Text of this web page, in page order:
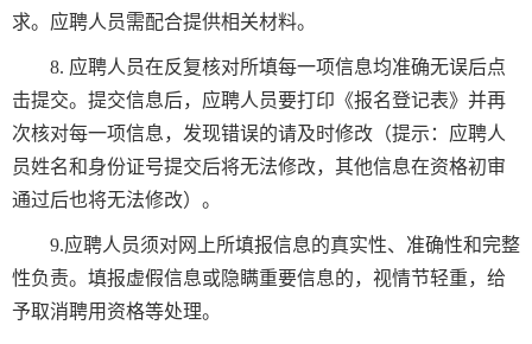
求。应聘人员需配合提供相关材料。
8. 应聘人员在反复核对所填每一项信息均准确无误后点
击提交。提交信息后，应聘人员要打印《报名登记表》并再
次核对每一项信息，发现错误的请及时修改（提示：应聘人
员姓名和身份证号提交后将无法修改，其他信息在资格初审
通过后也将无法修改）。
9.应聘人员须对网上所填报信息的真实性、准确性和完整
性负责。填报虚假信息或隐瞒重要信息的，视情节轻重，给
予取消聘用资格等处理。